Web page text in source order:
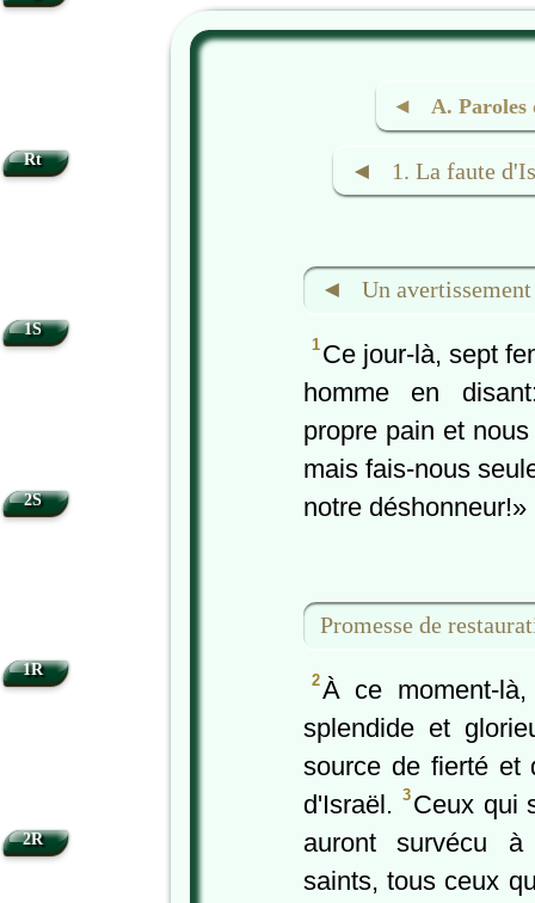
◄ A. Paroles
◄ 1. La faute
◄ Un avertissement
1 Ce jour-là, sept
homme en
propre pain et
mais fais-nous
notre déshonneur!»
Promesse de
2À ce moment-
splendide et
source de fierté et
d'Israël. 3 Ceux qui
auront survécu à
saints, tous ceux
Rt
1S
2S
1R
2R